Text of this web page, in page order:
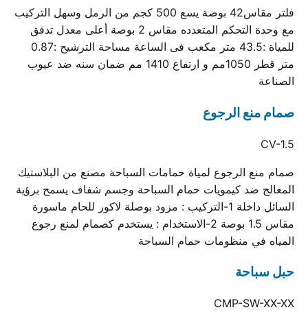
فلتر مقاس42 بوصة يسع 500 كجم من الرمل وسهل التركيب
مع وحدة التحكم المتعدده مقاس 2 بوصة أعلى معدل تدفق
للمياة :43.5 متر مكعب فى الساعة مساحة الترشيح :0.87
متر قطر 1050مم و ارتفاع 1410 مم ضمان سنه ضد عيوب
الصناعة
صمام منع الرجوع
CV-1.5
صمام منع الرجوع لمياة حمامات السباحة مصنع من البلاستيك
المعالج ضد كيمويات حمام السباحة وجسم شفاف يسمح برؤية
السائل داخلة 1-التركيب : مزود بوصلة لاكور للحام ماسورة
مقاس 1.5 بوصة 2-الاستخدام : يستخدم كصمام لمنع رجوع
المياه في منظومات حمام السباحة
حبل سباحة
CMP-SW-XX-XX